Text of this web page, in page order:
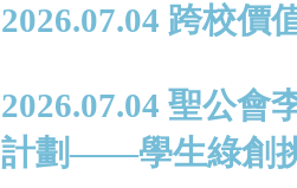
2026.07.04 跨校價
2026.07.04 聖公會
計劃——學生綠創